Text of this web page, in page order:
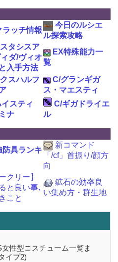
ラッチ情報
今日のルシエ
ル探索攻略
スタシスア
ダ/ヴィオ
入手方法
EX特殊能力一
覧
スハルフ
C/グランギガ
ス・マエスティ
スティ
ナ
C/ギガドライエ
ル
防具ランキ
新コマンド
「/cf」首振り/顔方
向
クリー】
と良い事､
こと
鉱石の効率良
い集め方・群生地
性型コスチューム一覧ま
イプ2)